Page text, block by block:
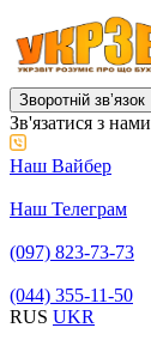
Зворотній звʼязок
Зв'язатися з нами
Наш Вайбер
Наш Телеграм
(097) 823-73-73
(044) 355-11-50
RUS UKR